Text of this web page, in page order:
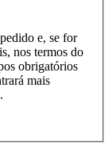
e, se for
nos termos do
obrigatórios
mais